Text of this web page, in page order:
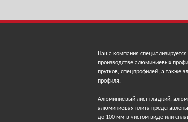
Наша компания специализируется
производстве алюминиевых
прутков, спецпрофилей, а также
профиля.
Алюминиевый лист гладкий,
алюминиевая плита
до 100 мм в чистом виде или